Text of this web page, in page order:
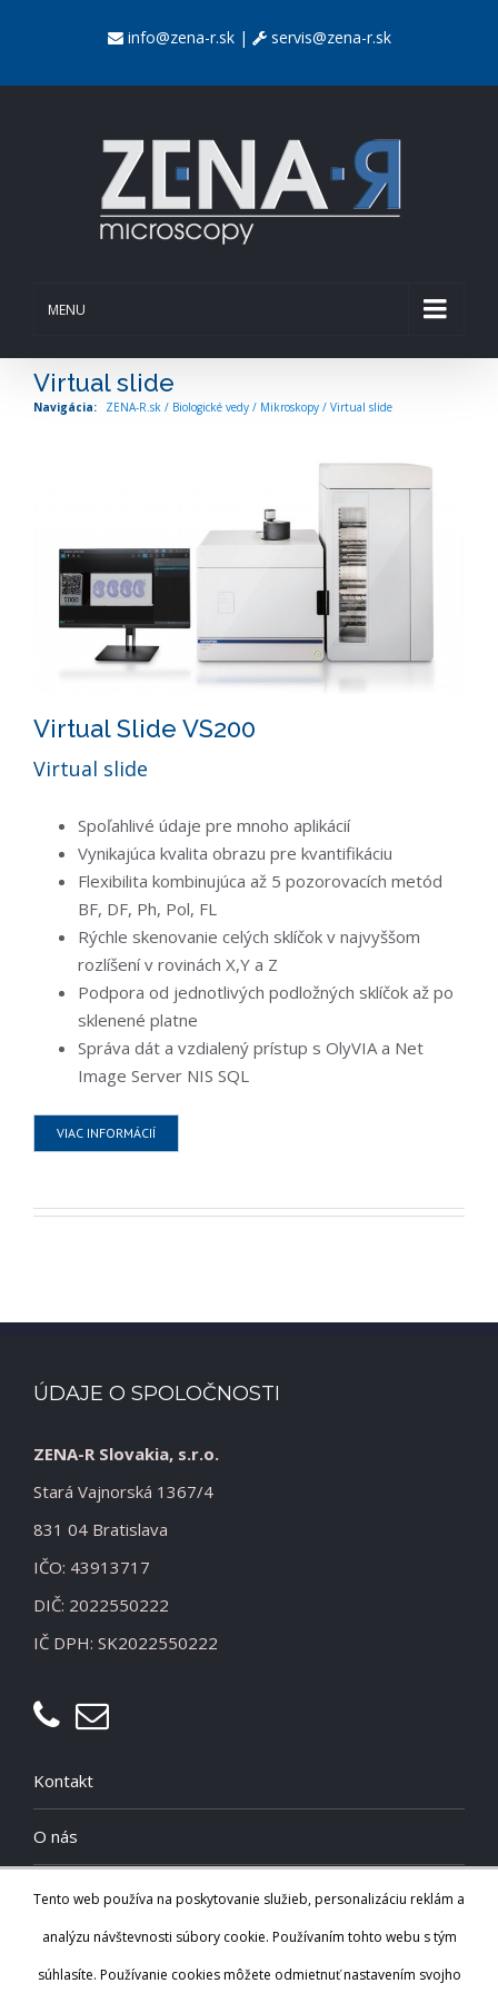
info@zena-r.sk| servis@zena-r.sk
MENU
Virtual slide
ZENA-R.sk / Biologické vedy / Mikroskopy / Virtual slide
Virtual Slide VS200
Virtual slide
Spoľahlivé údaje pre mnoho aplikácií
Vynikajúca kvalita obrazu pre kvantifikáciu
Flexibilita kombinujúca až 5 pozorovacích metód
BF, DF, Ph, Pol, FL
Rýchle skenovanie celých sklíčok v najvyššom
rozlíšení v rovinách X,Y a Z
Podpora od jednotlivých podložných sklíčok až po
sklenené platne
Správa dát a vzdialený prístup s OlyVIA a Net
Image Server NIS SQL
VIAC INFORMÁCIÍ
ÚDAJE O SPOLOČNOSTI
ZENA-R Slovakia, s.r.o.
Stará Vajnorská 1367/4
831 04 Bratislava
IČO: 43913717
DIČ: 2022550222
IČ DPH: SK2022550222
Kontakt
O nás
Cookies
Zásady spracúvania osobných údajov
Tento web používa na poskytovanie služieb, personalizáciu reklám a
analýzu návštevnosti súbory cookie. Používaním tohto webu s tým
súhlasíte. Používanie cookies môžete odmietnuť nastavením svojho